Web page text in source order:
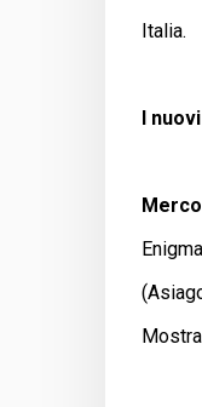
Italia.
I